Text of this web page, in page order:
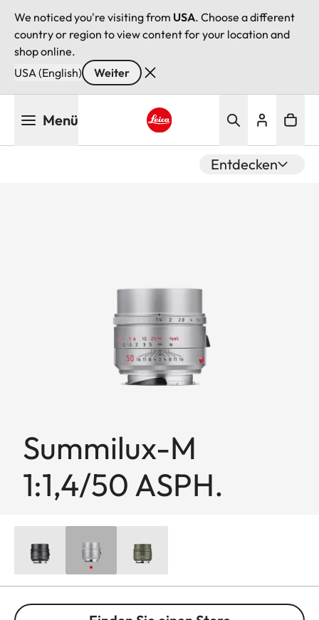
We noticed you're visiting from USA. Choose a different
country or region to view content for your location and
shop online.
USA (English)
Weiter
Menü
Entdecken
Summilux-M
1:1,4/50 ASPH.